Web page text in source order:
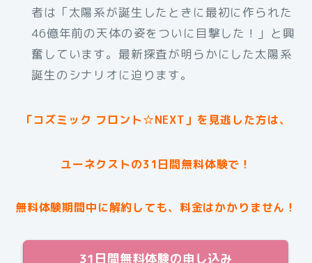
者は「太陽系が誕生したときに最初に作られた
46億年前の天体の姿をついに目撃した！」と興
奮しています。最新探査が明らかにした太陽系
誕生のシナリオに迫ります。
「コズミック フロント☆NEXT」を見逃した方は、
ユーネクストの31日間無料体験で！
無料体験期間中に解約しても、料金はかかりません！
31日間無料体験の申し込み